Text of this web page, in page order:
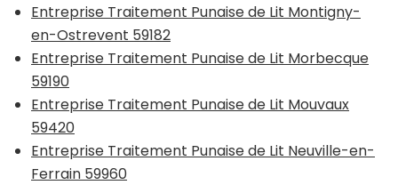
Entreprise Traitement Punaise de Lit Montigny-
en-Ostrevent 59182
Entreprise Traitement Punaise de Lit Morbecque
59190
Entreprise Traitement Punaise de Lit Mouvaux
59420
Entreprise Traitement Punaise de Lit Neuville-en-
Ferrain 59960